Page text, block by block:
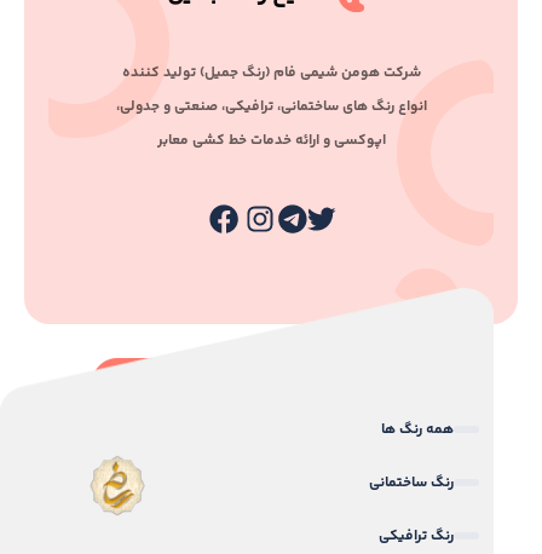
ﺷﺮﮐﺖ ﻫﻮﻣﻦ ﺷﯿﻤﯽ ﻓﺎم (رﻧﮓ ﺟﻤﯿﻞ) ﺗﻮﻟﯿﺪ ﮐﻨﻨﺪه
اﻧﻮاع رﻧﮓ ﻫﺎی ﺳﺎﺧﺘﻤﺎﻧﯽ، ﺗﺮاﻓﯿﮑﯽ، ﺻﻨﻌﺘﯽ و ﺟﺪوﻟﯽ،
اﭘﻮﮐﺴﯽ و اراﺋﻪ ﺧﺪﻣﺎت ﺧﻂ ﮐﺸﯽ ﻣﻌﺎﺑﺮ
همه رنگ ها
رنگ ساختمانی
رنگ ترافیکی